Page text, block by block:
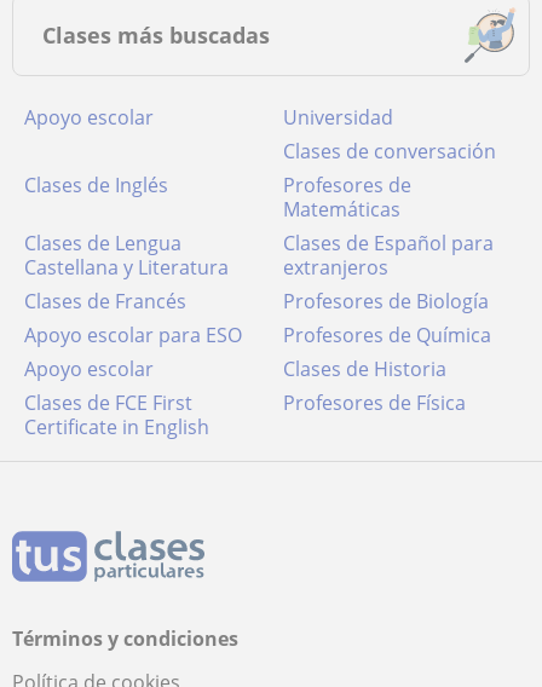
Clases más buscadas
Apoyo escolar
Universidad
Clases de conversación
Clases de Inglés
Profesores de
Matemáticas
Clases de Lengua
Castellana y Literatura
Clases de Español para
extranjeros
Clases de Francés
Profesores de Biología
Apoyo escolar para ESO
Profesores de Química
Apoyo escolar
Clases de Historia
Clases de FCE First
Certificate in English
Profesores de Física
Términos y condiciones